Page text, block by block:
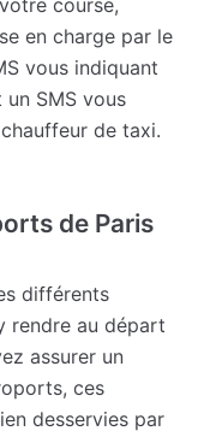
course,
en charge par le
vous indiquant
SMS vous
de taxi.
de Paris
différents
rendre au départ
assurer un
ces
desservies par